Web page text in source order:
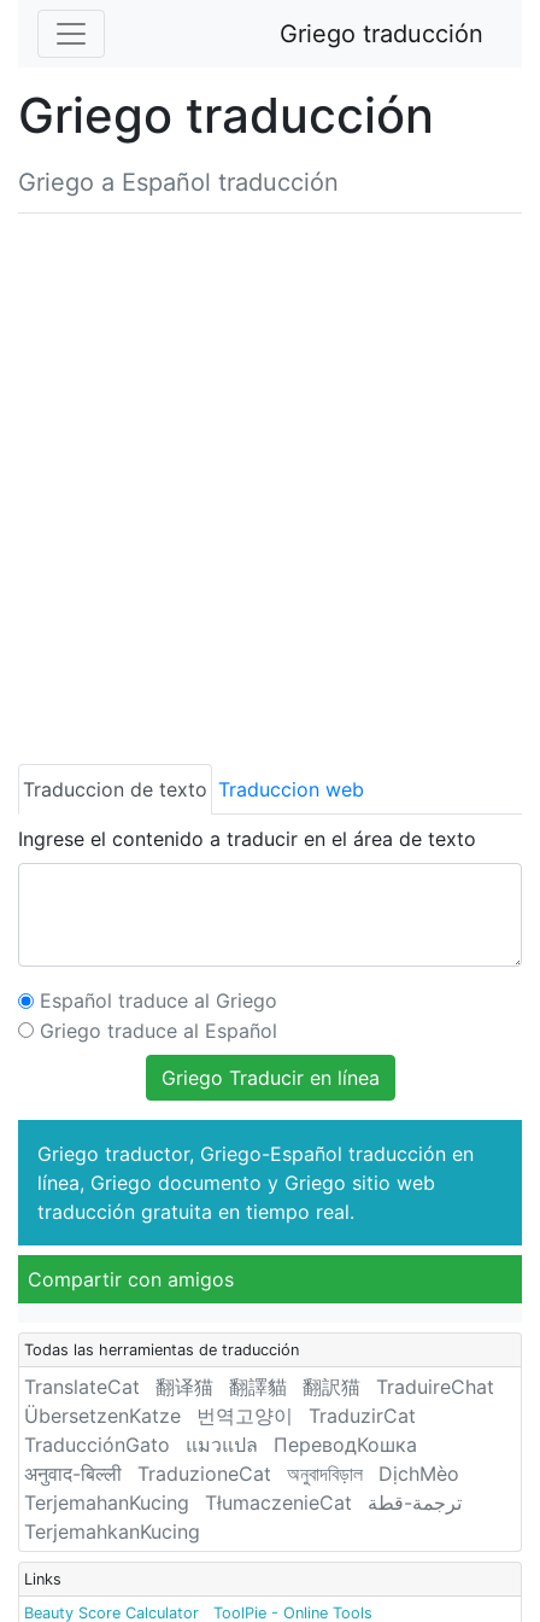
Griego traducción
Griego traducción
Griego a Español traducción
Traduccion de texto Traduccion web
Ingrese el contenido a traducir en el área de texto
Español traduce al Griego
Griego traduce al Español
Griego Traducir en línea
Griego traductor, Griego-Español traducción en
línea, Griego documento y Griego sitio web
traducción gratuita en tiempo real.
Compartir con amigos
Todas las herramientas de traducción
TranslateCat 翻译猫 翻譯貓 翻訳猫
TraduireChat
ÜbersetzenKatze
번역고양이
TraduzirCat
TraducciónGato
แมวแปล
ПереводКошка
अनुवाद-बिल्ली
TraduzioneCat অনুবাদবিড়াল
DịchMèo
TerjemahanKucing
TłumaczenieCat
ترجمة-قطة
TerjemahkanKucing
Links
Beauty Score Calculator
ToolPie - Online Tools